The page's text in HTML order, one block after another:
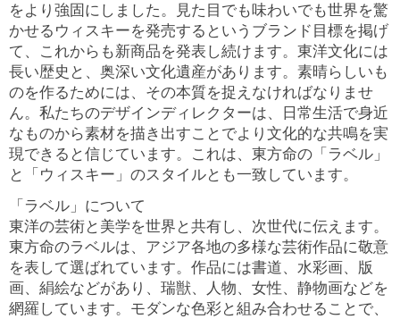
をより強固にしました。見た目でも味わいでも世界を驚
かせるウィスキーを発売するというブランド目標を掲げ
て、これからも新商品を発表し続けます。東洋文化には
長い歴史と、奥深い文化遺産があります。素晴らしいも
のを作るためには、その本質を捉えなければなりませ
ん。私たちのデザインディレクターは、日常生活で身近
なものから素材を描き出すことでより文化的な共鳴を実
現できると信じています。これは、東方命の「ラベル」
と「ウィスキー」のスタイルとも一致しています。
「ラベル」について
東洋の芸術と美学を世界と共有し、次世代に伝えます。
東方命のラベルは、アジア各地の多様な芸術作品に敬意
を表して選ばれています。作品には書道、水彩画、版
画、絹絵などがあり、瑞獣、人物、女性、静物画などを
網羅しています。モダンな色彩と組み合わせることで、